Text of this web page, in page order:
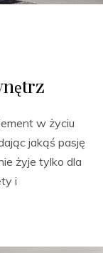
w życiu
jakąś pasję
żyje tylko dla
i